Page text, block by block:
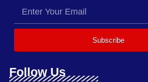
Subscribe
Follow Us